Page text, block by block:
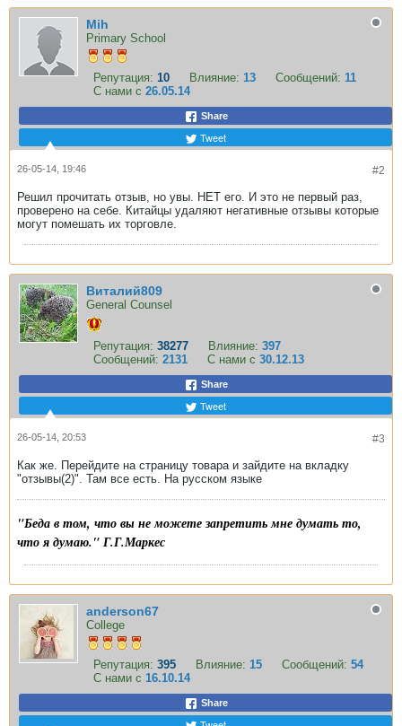
Mih
Primary School
Репутация: 10 Влияние: 13 Сообщений: 11
С нами с 26.05.14
Share
Tweet
#2
26-05-14, 19:46
Решил прочитать отзыв, но увы. НЕТ его. И это не первый раз,
проверено на себе. Китайцы удаляют негативные отзывы которые
могут помешать их торговле.
Виталий809
General Counsel
Репутация: 38277 Влияние: 397
Сообщений: 2131 С нами с 30.12.13
Share
Tweet
#3
26-05-14, 20:53
Как же. Перейдите на страницу товара и зайдите на вкладку
"отзывы(2)". Там все есть. На русском языке
"Беда в том, что вы не можете запретить мне думать то,
что я думаю." Г.Г.Маркес
anderson67
College
Репутация: 395 Влияние: 15 Сообщений: 54
С нами с 16.10.14
Share